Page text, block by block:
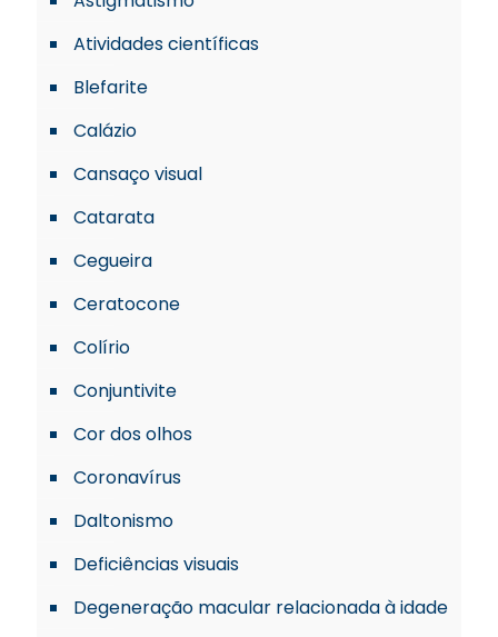
Atividades científicas
Blefarite
Calázio
Cansaço visual
Catarata
Cegueira
Ceratocone
Colírio
Conjuntivite
Cor dos olhos
Coronavírus
Daltonismo
Deficiências visuais
Degeneração macular relacionada à idade